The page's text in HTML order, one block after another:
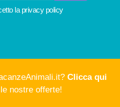
la privacy policy
Clicca qui
nostre offerte!